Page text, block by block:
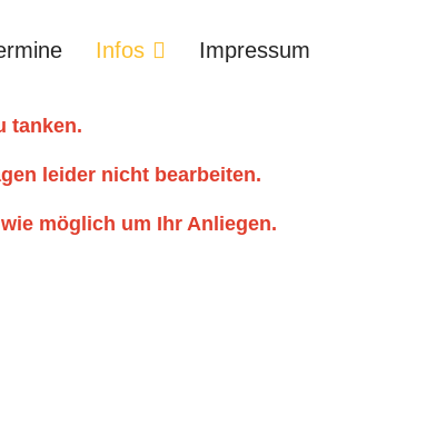
Infos Impressum
tanken.
leider nicht bearbeiten.
möglich um Ihr Anliegen.